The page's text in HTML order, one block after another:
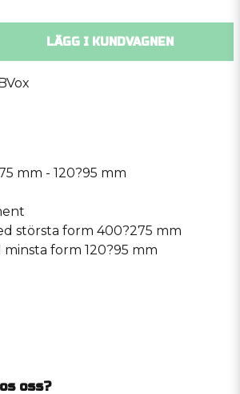
LÄGG I KUNDVAGNEN
mm - 120?95 mm
största form 400?275 mm
form 120?95 mm
oss?